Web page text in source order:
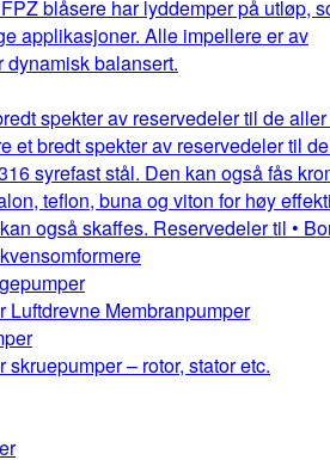
blåsere har lyddemper på utløp,
applikasjoner. Alle impellere er av
balansert.
spekter av reservedeler til de
et bredt spekter av reservedeler til
syrefast stål. Den kan også fås
teflon, buna og viton for høy
også skaffes. Reservedeler til •
Luftdrevne Membranpumper
– rotor, stator etc.